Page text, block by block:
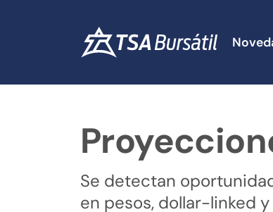
Se detectan
en pesos, dollar-linked